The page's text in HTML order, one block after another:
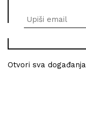
Otvori sva događanja